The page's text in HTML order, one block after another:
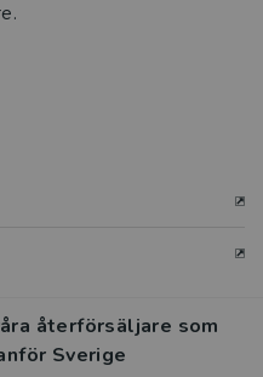
återförsäljare som
Sverige